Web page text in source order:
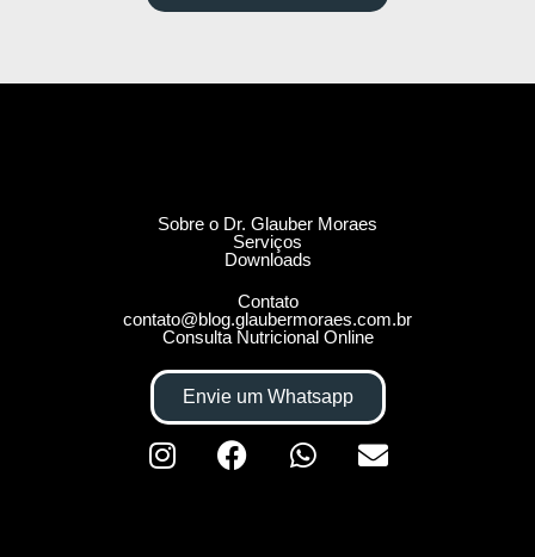
Sobre o Dr. Glauber Moraes
Serviços
Downloads
Contato
contato@blog.glaubermoraes.com.br
Consulta Nutricional Online
Envie um Whatsapp